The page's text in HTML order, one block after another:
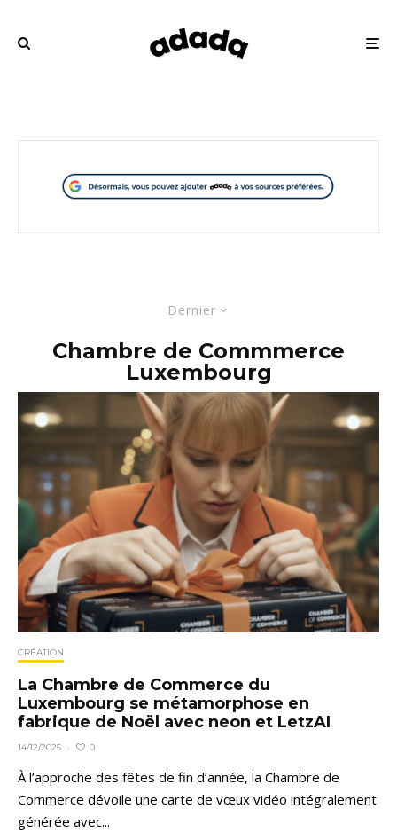
Dernier
Chambre de Commmerce
Luxembourg
CRÉATION
La Chambre de Commerce du
Luxembourg se métamorphose en
fabrique de Noël avec neon et LetzAI
14/12/2025 · 0
À l’approche des fêtes de fin d’année, la Chambre de
Commerce dévoile une carte de vœux vidéo intégralement
générée avec...